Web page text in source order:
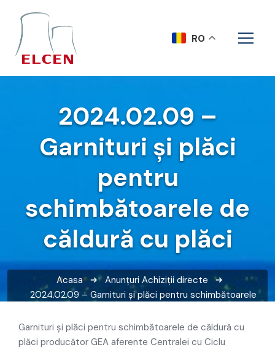
2024.02.09 –
Garnituri și plăci
pentru
schimbătoarele de
căldură cu plăci
Acasa Anunțuri Achiziții directe
2024.02.09 – Garnituri și plăci pentru schimbătoarele
Garnituri și plăci pentru schimbătoarele de căldură cu
plăci producător GEA aferente Centralei cu Ciclu
RO